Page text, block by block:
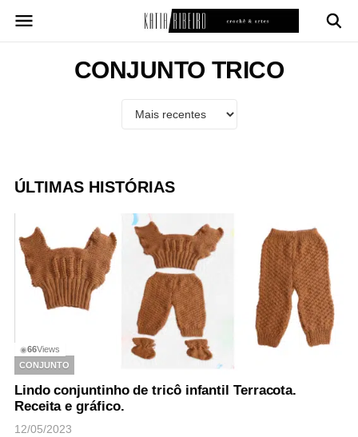
para
CONJUNTO TRICO
ÚLTIMAS HISTÓRIAS
◉66Views
CONJUNTO
Lindo conjuntinho de tricô infantil Terracota.
Receita e gráfico.
12/05/2023